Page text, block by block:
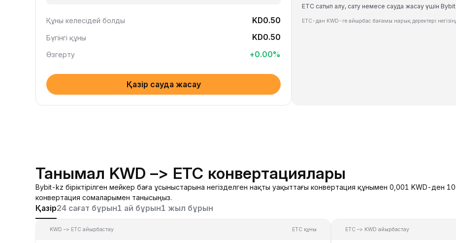
Құны келесідей болды KD0.50
Бүгінгі құны KD0.50
Өзгерту +0.00%
Қазір сауда жасау
ETC сатып алу, сату немесе сауда жасау үшін
ETC-дан KWD-ге айырбас бағамы нарық деректері
Танымал KWD –> ETC конвертациялары
Bybit-kz біріктірілген мейкер баға ұсыныстарына негізделген нақты уақыттағы конвертация құнымен 0,001 KWD-ден
конвертация сомаларымен танысыңыз.
Қазір24 сағат бұрын1 ай бұрын1 жыл бұрын
KWD –> ETC айырбастау ETC құны ETC –> KWD айырбастау